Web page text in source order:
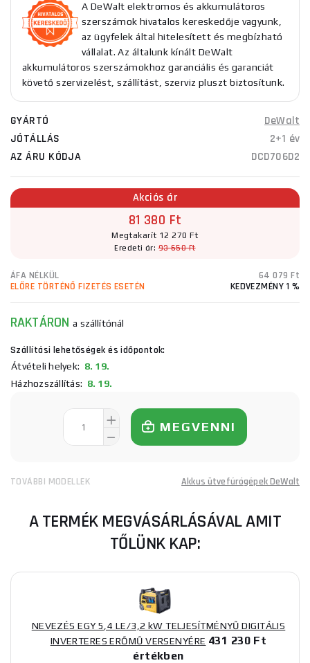
A DeWalt elektromos és akkumulátoros
szerszámok hivatalos kereskedője vagyunk,
az ügyfelek által hitelesített és megbízható
vállalat. Az általunk kínált DeWalt
akkumulátoros szerszámokhoz garanciális és garanciát
követő szervizelést, szállítást, szerviz pluszt biztosítunk.
GYÁRTÓ
DeWalt
JÓTÁLLÁS
2+1 év
AZ ÁRU KÓDJA
DCD706D2
Akciós ár
81 380 Ft
Megtakarít 12 270 Ft
Eredeti ár:93 650 Ft
ÁFA NÉLKÜL
64 079 Ft
ELŐRE TÖRTÉNŐ FIZETÉS ESETÉN
KEDVEZMÉNY 1 %
RAKTÁRONa szállítónál
Szállítási lehetőségek és időpontok:
Átvételi helyek: 8. 19.
Házhozszállítás: 8. 19.
MEGVENNI
TOVÁBBI MODELLEK Akkus ütvefúrógépek DeWalt
A TERMÉK MEGVÁSÁRLÁSÁVAL AMIT
TŐLÜNK KAP:
NEVEZÉS EGY 5,4 LE/3,2 kW TELJESÍTMÉNYŰ DIGITÁLIS
INVERTERES ERŐMŰ VERSENYÉRE 431 230 Ft
értékben